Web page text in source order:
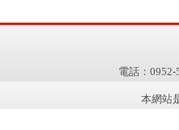
電話：0952-
本網站